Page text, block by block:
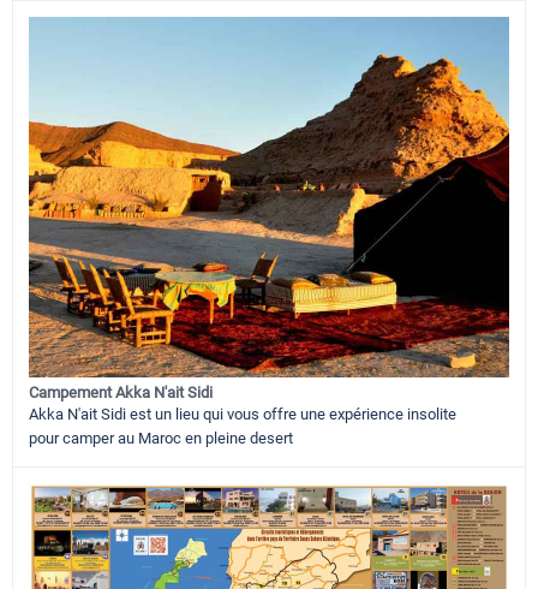
Campement Akka N'ait Sidi
Akka N'ait Sidi est un lieu qui vous offre une expérience insolite
pour camper au Maroc en pleine desert